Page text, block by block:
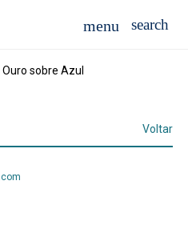
Ouro sobre Azul
Voltar